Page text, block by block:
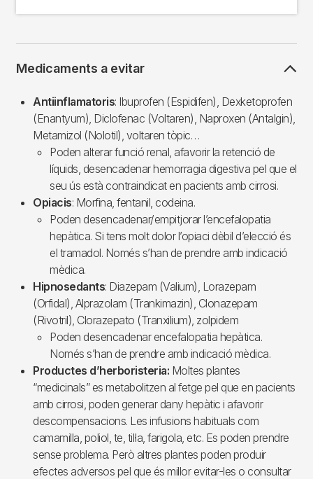
Medicaments a evitar
Antiinflamatoris: Ibuprofen (Espidifen), Dexketoprofen
(Enantyum), Diclofenac (Voltaren), Naproxen (Antalgin),
Metamizol (Nolotil), voltaren tòpic…
Poden alterar funció renal, afavorir la retenció de
líquids, desencadenar hemorragia digestiva pel que el
seu ús està contraindicat en pacients amb cirrosi.
Opiacis: Morfina, fentanil, codeina.
Poden desencadenar/empitjorar l’encefalopatia
hepàtica. Si tens molt dolor l’opiaci dèbil d’elecció és
el tramadol. Només s’han de prendre amb indicació
mèdica.
Hipnosedants: Diazepam (Valium), Lorazepam
(Orfidal), Alprazolam (Trankimazin), Clonazepam
(Rivotril), Clorazepato (Tranxilium), zolpidem
Poden desencadenar encefalopatia hepàtica.
Només s’han de prendre amb indicació mèdica.
Productes d’herboristeria: Moltes plantes
“medicinals” es metabolitzen al fetge pel que en pacients
amb cirrosi, poden generar dany hepàtic i afavorir
descompensacions. Les infusions habituals com
camamilla, poliol, te, til·la, farigola, etc. Es poden prendre
sense problema. Però altres plantes poden produir
efectes adversos pel que és millor evitar-les o consultar